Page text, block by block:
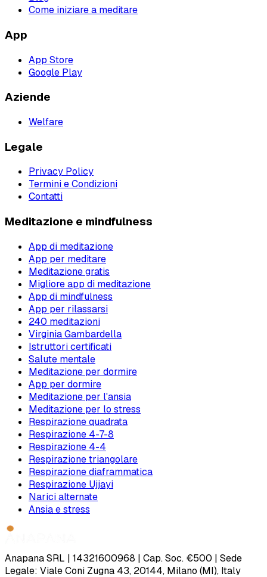
Come iniziare a meditare
App
App Store
Google Play
Aziende
Welfare
Legale
Privacy Policy
Termini e Condizioni
Contatti
Meditazione e mindfulness
App di meditazione
App per meditare
Meditazione gratis
Migliore app di meditazione
App di mindfulness
App per rilassarsi
240 meditazioni
Virginia Gambardella
Istruttori certificati
Salute mentale
Meditazione per dormire
App per dormire
Meditazione per l'ansia
Meditazione per lo stress
Respirazione quadrata
Respirazione 4-7-8
Respirazione 4-4
Respirazione triangolare
Respirazione diaframmatica
Respirazione Ujjayi
Narici alternate
Ansia e stress
Anapana SRL | 14321600968 | Cap. Soc. €500 | Sede
Legale: Viale Coni Zugna 43, 20144, Milano (MI), Italy